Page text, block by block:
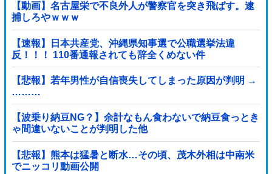
【動画】名古屋栄で不良外人が警察官を突き飛ばす。逮
捕しろやｗｗｗ
【速報】日本共産党、沖縄県知事選で公職選挙法違
反！！！ 110番通報されても辞全くめない件
【悲報】若年男性が自信喪失してしまった原因が判明 →
………
【波乗り納豆NG？】余計なもん食わないで納豆食っとき
ゃ間違いないことが判明した他
【悲報】熊本は猛暑と断水…その頃、茂木外相は中南米
でニッコリ動画公開